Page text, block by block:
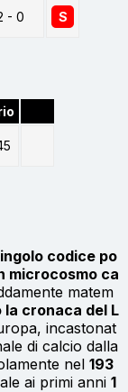
- 0 S
codice po
microcosmo ca
matem
cronaca del L
incastonat
di calcio dalla
nel 193
ai primi anni 1